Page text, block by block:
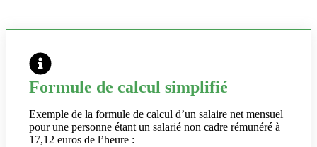
Formule de calcul simplifié
Exemple de la formule de calcul d’un salaire net mensuel
pour une personne étant un salarié non cadre rémunéré à
17,12 euros de l’heure :